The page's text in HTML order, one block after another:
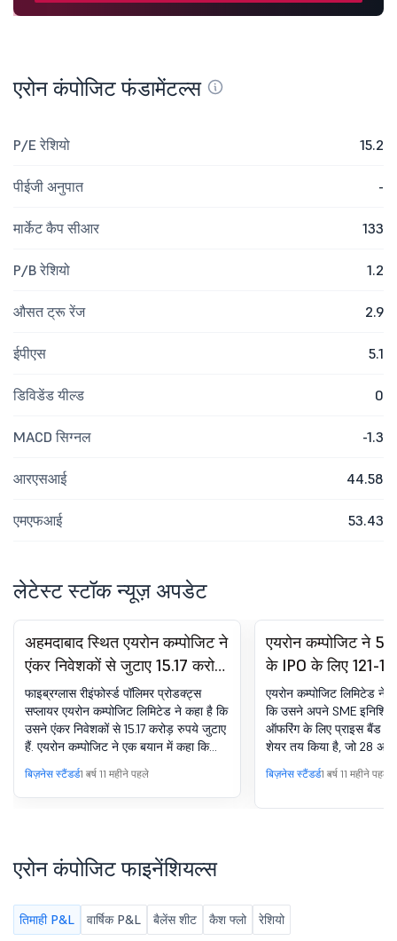
एरोन कंपोजिट फंडामेंटल्स
P/E रेशियो 15.2
पीईजी अनुपात -
मार्केट कैप सीआर 133
P/B रेशियो 1.2
औसत ट्रू रेंज 2.9
ईपीएस 5.1
डिविडेंड यील्ड 0
MACD सिग्नल -1.3
आरएसआई 44.58
एमएफआई 53.43
लेटेस्ट स्टॉक न्यूज़ अपडेट
अहमदाबाद स्थित एयरोन कम्पोजिट ने
एंकर निवेशकों से जुटाए 15.17 करोड़
रुपये
फाइब्रग्लास रीइंफोर्स्ड पॉलिमर प्रोडक्ट्स
सप्लायर एयरोन कम्पोजिट लिमिटेड ने कहा है कि
उसने एंकर निवेशकों से 15.17 करोड़ रुपये जुटाए
हैं. एयरोन कम्पोजिट ने एक बयान में कहा कि
अहमदाबाद की कंपनी ने 12,14,000 इक्विटी
शेयर 10 फंड योजनाओं को 125 रुपये प्रति
शेयर के हिसाब से आवंटित किए हैं. कंपनी ने कहा
इमर्जिंग मार्केट फंड पीसीसी, फिनावेन्यू कैपिटल
ट्रस्ट और गैलेक्सी नोबल ग्लोबल अपॉर्च्युनिटीज
ऑफरिंग (IPO) नेशनल स्टॉक एक्सचेंज के NSE
इमर्ज प्लेटफॉर्म पर सब्सक्रिप्शन के लिए खोला
बिज़नेस स्टैंडर्ड1 वर्ष 11 महीने पहले
एयरोन कम्पोजिट ने
के IPO के लिए 121-
शेयर की कीमत तय की
एयरोन कम्पोजिट लिमिटेड ने
कि उसने अपने SME
ऑफरिंग के लिए प्राइस बैंड
शेयर तय किया है, जो 28
सब्सक्रिप्शन के लिए खुलेगा.
एक बयान में कहा कि कंपनी
लगा सकते हैं. IPO पूरी तरह
वैल्यू वाले 44.88 लाख
बिज़नेस स्टैंडर्ड1 वर्ष 11 महीने पहले
एरोन कंपोजिट फाइनेंशियल्स
तिमाही P&L वार्षिक P&L बैलेंस शीट कैश फ्लो रेशियो